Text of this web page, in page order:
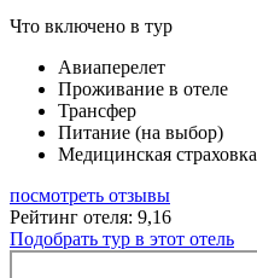
Что включено в тур
Авиаперелет
Проживание в отеле
Трансфер
Питание (на выбор)
Медицинская страховка
посмотреть отзывы
Рейтинг отеля: 9,16
Подобрать тур в этот отель